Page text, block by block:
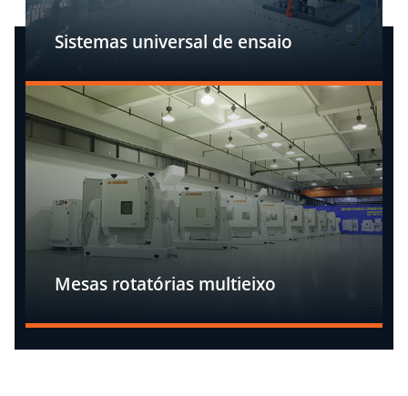
Sistemas universal de ensaio
Mesas rotatórias multieixo